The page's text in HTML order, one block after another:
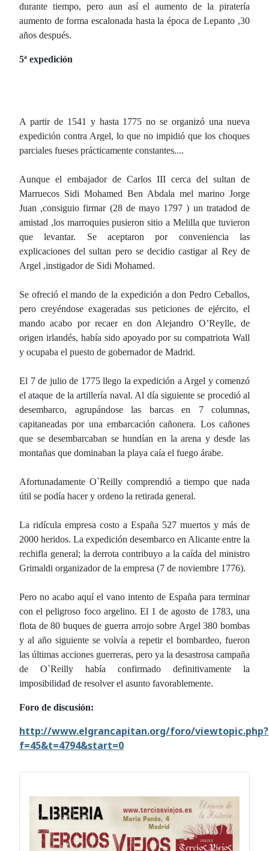
durante tiempo, pero aun así el aumento de la piratería
aumento de forma escalonada hasta la época de Lepanto ,30
años después.
5ª expedición
A partir de 1541 y hasta 1775 no se organizó una nueva
expedición contra Argel, lo que no impidió que los choques
parciales fueses prácticamente constantes....
Aunque el embajador de Carlos III cerca del sultan de
Marruecos Sidi Mohamed Ben Abdala mel marino Jorge
Juan ,consiguio firmar (28 de mayo 1797 ) un tratadod de
amistad ,los marroquies pusieron sitio a Melilla que tuvieron
que levantar. Se aceptaron por conveniencia las
explicaciones del sultan pero se decidio castigar al Rey de
Argel ,instigador de Sidi Mohamed.
Se ofreció el mando de la expedición a don Pedro Ceballos,
pero creyéndose exageradas sus peticiones de ejército, el
mando acabo por recaer en don Alejandro O’Reylle, de
origen irlandés, había sido apoyado por su compatriota Wall
y ocupaba el puesto de gobernador de Madrid.
El 7 de julio de 1775 llego la expedición a Argel y comenzó
el ataque de la artillería naval. Al día siguiente se procedió al
desembarco, agrupándose las barcas en 7 columnas,
capitaneadas por una embarcación cañonera. Los cañones
que se desembarcaban se hundían en la arena y desde las
montañas que dominaban la playa caía el fuego árabe.
Afortunadamente O`Reilly comprendió a tiempo que nada
útil se podía hacer y ordeno la retirada general.
La ridícula empresa costo a España 527 muertos y más de
2000 heridos. La expedición desembarco en Alicante entre la
rechifla general; la derrota contribuyo a la caída del ministro
Grimaldi organizador de la empresa (7 de noviembre 1776).
Pero no acabo aquí el vano intento de España para terminar
con el peligroso foco argelino. El 1 de agosto de 1783, una
flota de 80 buques de guerra arrojo sobre Argel 380 bombas
y al año siguiente se volvía a repetir el bombardeo, fueron
las últimas acciones guerreras, pero ya la desastrosa campaña
de O`Reilly había confirmado definitivamente la
imposibilidad de resolver el asunto favorablemente.
Foro de discusión:
http://www.elgrancapitan.org/foro/viewtopic.php?
f=45&t=4794&start=0